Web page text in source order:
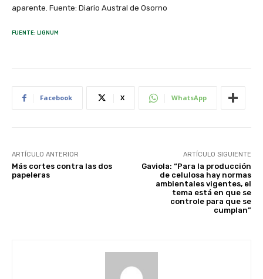
aparente. Fuente: Diario Austral de Osorno
FUENTE: LIGNUM
Facebook X WhatsApp
ARTÍCULO ANTERIOR
Más cortes contra las dos
papeleras
ARTÍCULO SIGUIENTE
Gaviola: “Para la producción
de celulosa hay normas
ambientales vigentes, el
tema está en que se
controle para que se
cumplan”